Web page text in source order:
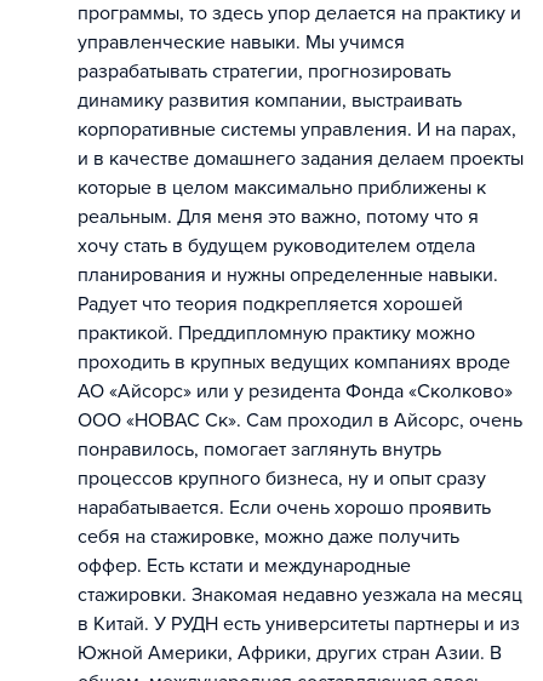
программы, то здесь упор делается на практику и
управленческие навыки. Мы учимся
разрабатывать стратегии, прогнозировать
динамику развития компании, выстраивать
корпоративные системы управления. И на парах,
и в качестве домашнего задания делаем проекты
которые в целом максимально приближены к
реальным. Для меня это важно, потому что я
хочу стать в будущем руководителем отдела
планирования и нужны определенные навыки.
Радует что теория подкрепляется хорошей
практикой. Преддипломную практику можно
проходить в крупных ведущих компаниях вроде
АО «Айсорс» или у резидента Фонда «Сколково»
ООО «НОВАС Ск». Сам проходил в Айсорс, очень
понравилось, помогает заглянуть внутрь
процессов крупного бизнеса, ну и опыт сразу
нарабатывается. Если очень хорошо проявить
себя на стажировке, можно даже получить
оффер. Есть кстати и международные
стажировки. Знакомая недавно уезжала на месяц
в Китай. У РУДН есть университеты партнеры и из
Южной Америки, Африки, других стран Азии. В